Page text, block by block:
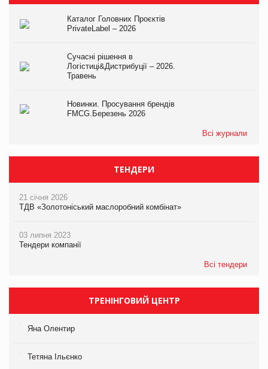
Каталог Головних Проєктів
PrivateLabel – 2026
Сучасні рішення в
Логістиці&Дистрибуції – 2026.
Травень
Новинки. Просування брендів
FMCG.Березень 2026
Всі журнали
ТЕНДЕРИ
21 січня 2026
ТДВ «Золотоніський маслоробний комбінат»
03 липня 2023
Тендери компанії
Всі тендери
ТРЕНІНГОВИЙ ЦЕНТР
Яна Олентир
Тетяна Ільєнко